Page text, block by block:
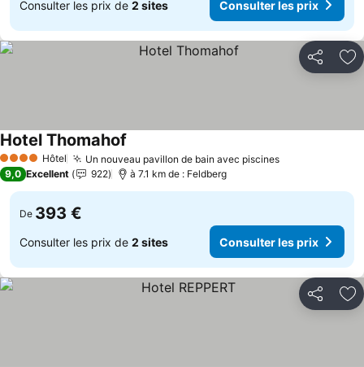
Consulter les prix de 2 sites Consulter les prix
Partager
4 Étoiles Hôtel Un nouveau pavillon de bain avec piscinesConsulter les
Hotel Thomahof
9,0 Excellent 922 à 7.1 km de : Feldberg
De 393 €
Consulter les prix de 2 sites Consulter les prix
Partager